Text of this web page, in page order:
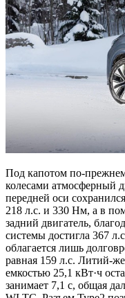
Под капотом по-
колесами атмосферный
передней оси
218 л.с. и 330 Нм, а в
задний двигатель,
системы достигла 367
облагается лишь
равная 159 л.с. Литий-
емкостью 25,1 кВт·ч
занимает 7,1 с, общая